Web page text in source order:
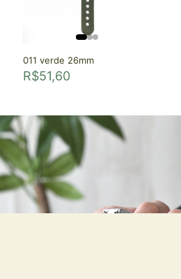
011 verde 26mm
R$51,60